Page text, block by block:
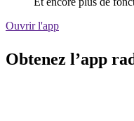
Ouvrir l'app
Obtenez l’app